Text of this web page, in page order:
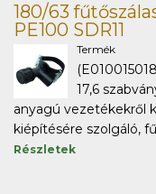
180/63
PE100 SDR11
Termék
17,6
anyagú vezetékekről
kiépítésére szolgáló,
Részletek